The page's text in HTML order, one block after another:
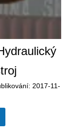
2017-11-